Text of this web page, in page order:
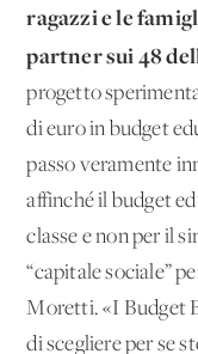
ragazzi e le
partner sui 48
progetto
di euro in budget
passo veramente
affinché il budget
classe e non per il
“capitale sociale”
Moretti. «I Budget
di scegliere per se